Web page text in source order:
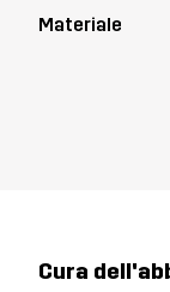
Materiale
Cura